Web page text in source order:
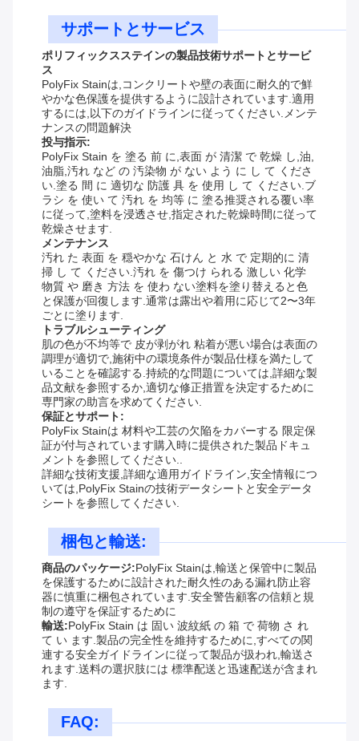
サポートとサービス
ポリフィックスステインの製品技術サポートとサービ
ス
PolyFix Stainは,コンクリートや壁の表面に耐久的で鮮
やかな色保護を提供するように設計されています.適用
するには,以下のガイドラインに従ってください.メンテ
ナンスの問題解決
投与指示:
PolyFix Stain を 塗る 前 に,表面 が 清潔 で 乾燥 し,油,
油脂,汚れ など の 汚染物 が ない よう に し て くださ
い.塗る 間 に 適切な 防護 具 を 使用 し て ください.ブ
ラシ を 使い て 汚れ を 均等 に 塗る推奨される覆い率
に従って,塗料を浸透させ,指定された乾燥時間に従って
乾燥させます.
メンテナンス
汚れ た 表面 を 穏やかな 石けん と 水 で 定期的に 清
掃 し て ください.汚れ を 傷つけ られる 激しい 化学
物質 や 磨き 方法 を 使わ ない塗料を塗り替えると色
と保護が回復します.通常は露出や着用に応じて2〜3年
ごとに塗ります.
トラブルシューティング
肌の色が不均等で 皮が剥がれ 粘着が悪い場合は表面の
調理が適切で,施術中の環境条件が製品仕様を満たして
いることを確認する.持続的な問題については,詳細な製
品文献を参照するか,適切な修正措置を決定するために
専門家の助言を求めてください.
保証とサポート:
PolyFix Stainは 材料や工芸の欠陥をカバーする 限定保
証が付与されています購入時に提供された製品ドキュ
メントを参照してください..
詳細な技術支援,詳細な適用ガイドライン,安全情報につ
いては,PolyFix Stainの技術データシートと安全データ
シートを参照してください.
梱包と輸送:
商品のパッケージ:PolyFix Stainは,輸送と保管中に製品
を保護するために設計された耐久性のある漏れ防止容
器に慎重に梱包されています.安全警告顧客の信頼と規
制の遵守を保証するために
輸送:PolyFix Stain は 固い 波紋紙 の 箱 で 荷物 さ れ
て い ます.製品の完全性を維持するために,すべての関
連する安全ガイドラインに従って製品が扱われ,輸送さ
れます.送料の選択肢には 標準配送と迅速配送が含まれ
ます.
FAQ: